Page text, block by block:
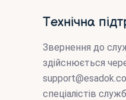
Технічна
Звернення до
здійснюється
спеціалістів